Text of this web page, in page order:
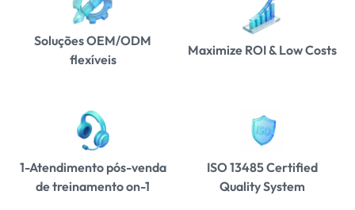
Soluções OEM/ODM
flexíveis
Maximize ROI & Low Costs
1-Atendimento pós-venda
de treinamento on-1
ISO 13485Certified
Quality System